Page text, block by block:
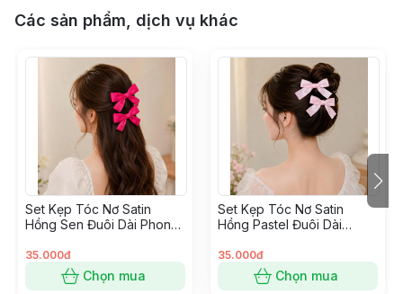
🔹 Đặc điểm nổi bật:
Thiết kế băng đô lưới tinh tế
: tạo cảm giác thanh
thoát, nhẹ nhàng.
Họa tiết hồ điệp mềm mại
: tượng trưng cho hạnh phúc
và sự khởi đầu mới.
Đính lông vũ bay bổng: tăng thêm nét sang trọng, mềm
mại cho tổng thể.
Dây tua rua dài rủ xuống
: tạo hiệu ứng chuyển động
duyên dáng, lấp lánh trong từng bước đi.
Các sản phẩm, dịch vụ khác
Set Kẹp Tóc Nơ Satin
Hồng Sen Đuôi Dài Phong
35.000đ
Chọn mua
Set Kẹp Tóc Nơ Satin
Hồng Pastel Đuôi Dài
35.000đ
Chọn mua